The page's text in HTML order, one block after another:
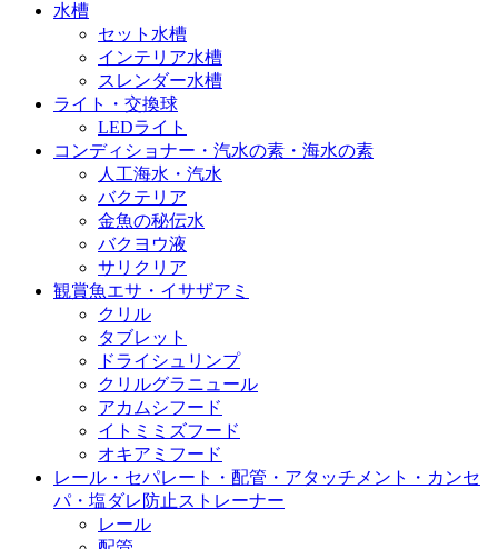
水槽
セット水槽
インテリア水槽
スレンダー水槽
ライト・交換球
LEDライト
コンディショナー・汽水の素・海水の素
人工海水・汽水
バクテリア
金魚の秘伝水
バクヨウ液
サリクリア
観賞魚エサ・イサザアミ
クリル
タブレット
ドライシュリンプ
クリルグラニュール
アカムシフード
イトミミズフード
オキアミフード
レール・セパレート・配管・アタッチメント・カンセ
パ・塩ダレ防止ストレーナー
レール